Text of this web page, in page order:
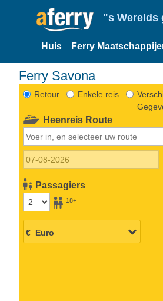
"s Werelds
Huis Ferry
Ferry Savona
Retour Enkele reis
Heenreis Route
Passagiers
18+